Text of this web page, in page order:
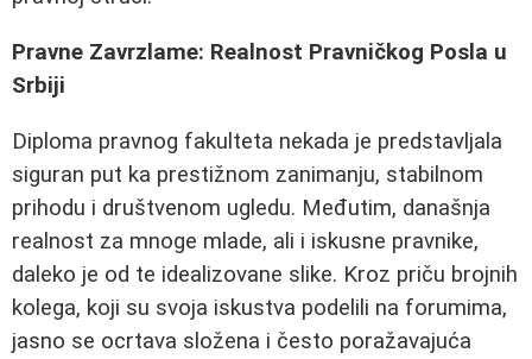
Pravne Zavrzlame: Realnost Pravničkog Posla u
Srbiji
Diploma pravnog fakulteta nekada je predstavljala
siguran put ka prestižnom zanimanju, stabilnom
prihodu i društvenom ugledu. Međutim, današnja
realnost za mnoge mlade, ali i iskusne pravnike,
daleko je od te idealizovane slike. Kroz priču brojnih
kolega, koji su svoja iskustva podelili na forumima,
jasno se ocrtava složena i često poražavajuća